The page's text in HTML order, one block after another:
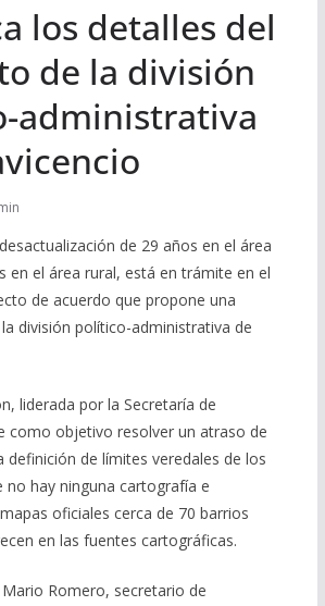
los detalles del
de la división
administrativa
de 29 años en el área
en el área rural, está en trámite en el
de acuerdo que propone una
división político-administrativa de
liderada por la Secretaría de
como objetivo resolver un atraso de
definición de límites veredales de los
no hay ninguna cartografía e
oficiales cerca de 70 barrios
en las fuentes cartográficas.
Romero, secretario de